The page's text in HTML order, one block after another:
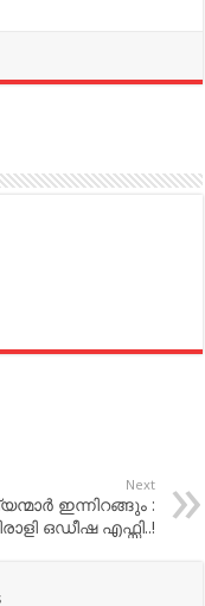
Next
ഇന്നിറങ്ങും :
ഒഡീഷ എഫ്സി..!